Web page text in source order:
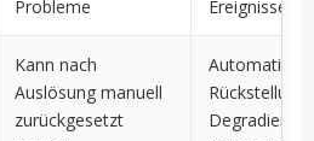
Probleme
Ereignisse
Kann nach
Auslösung manuell
zurückgesetzt
Rückstellung